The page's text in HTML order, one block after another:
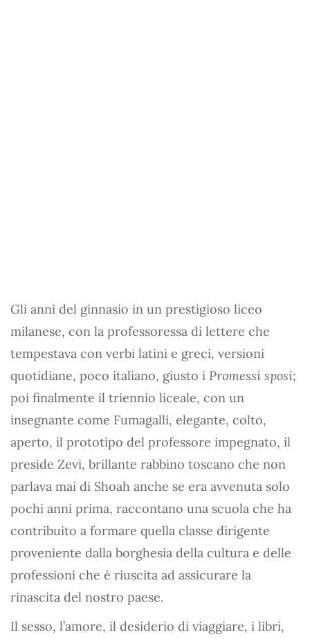
Gli anni del ginnasio in un prestigioso liceo
milanese, con la professoressa di lettere che
tempestava con verbi latini e greci, versioni
quotidiane, poco italiano, giusto i Promessi sposi;
poi finalmente il triennio liceale, con un
insegnante come Fumagalli, elegante, colto,
aperto, il prototipo del professore impegnato, il
preside Zevi, brillante rabbino toscano che non
parlava mai di Shoah anche se era avvenuta solo
pochi anni prima, raccontano una scuola che ha
contribuito a formare quella classe dirigente
proveniente dalla borghesia della cultura e delle
professioni che è riuscita ad assicurare la
rinascita del nostro paese.
Il sesso, l’amore, il desiderio di viaggiare, i libri,